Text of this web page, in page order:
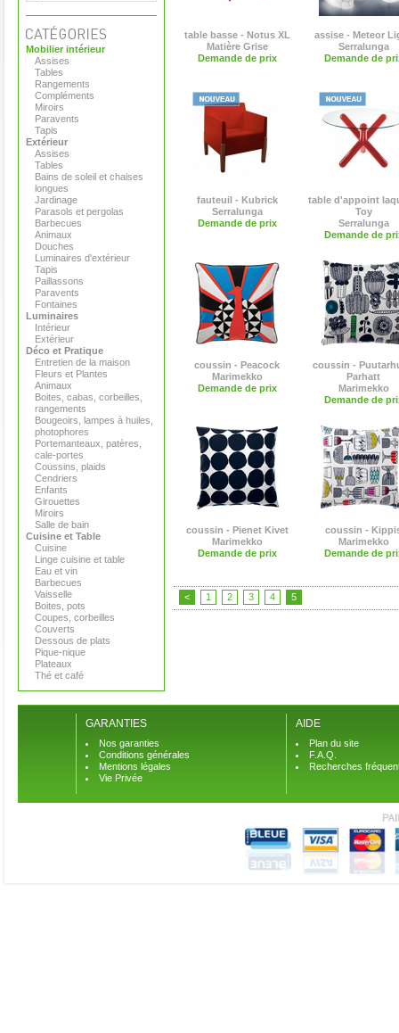
Mobilier intérieur
Assises
Tables
Rangements
Compléments
Miroirs
Paravents
Tapis
Extérieur
Assises
Tables
Bains de soleil et chaises
longues
Jardinage
Parasols et pergolas
Barbecues
Animaux
Douches
Luminaires d'extérieur
Tapis
Paillassons
Paravents
Fontaines
Luminaires
Intérieur
Extérieur
Déco et Pratique
Entretien de la maison
Fleurs et Plantes
Animaux
Boites, cabas, corbeilles,
rangements
Bougeoirs, lampes à huiles,
photophores
Portemanteaux, patères,
cale-portes
Coussins, plaids
Cendriers
Enfants
Girouettes
Miroirs
Salle de bain
Cuisine et Table
Cuisine
Linge cuisine et table
Eau et vin
Barbecues
Vaisselle
Boites, pots
Coupes, corbeilles
Couverts
Dessous de plats
Pique-nique
Plateaux
Thé et café
table basse - Notus XL
Matière Grise
Demande de prix
assise - Meteor
Serralunga
Demande de
fauteuil - Kubrick
Serralunga
Demande de prix
table d'appoint
Toy
Serralunga
Demande de
coussin - Peacock
Marimekko
Demande de prix
coussin -
Parhatt
Marimekko
Demande de
coussin - Pienet Kivet
Marimekko
Demande de prix
coussin -
Marimekko
Demande de
< 1 2 3 4 5
GARANTIES
Nos garanties
Conditions générales
Mentions légales
Vie Privée
AIDE
Plan du site
F.A.Q.
Recherches